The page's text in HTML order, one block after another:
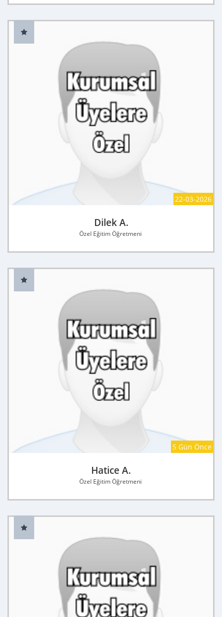
22-03-2026
Dilek A.
Özel Eğitim Öğretmeni
5 Gün Önce
Hatice A.
Özel Eğitim Öğretmeni